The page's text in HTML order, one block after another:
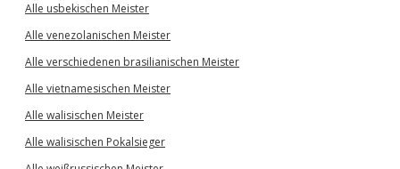
Alle usbekischen Meister
Alle venezolanischen Meister
Alle verschiedenen brasilianischen Meister
Alle vietnamesischen Meister
Alle walisischen Meister
Alle walisischen Pokalsieger